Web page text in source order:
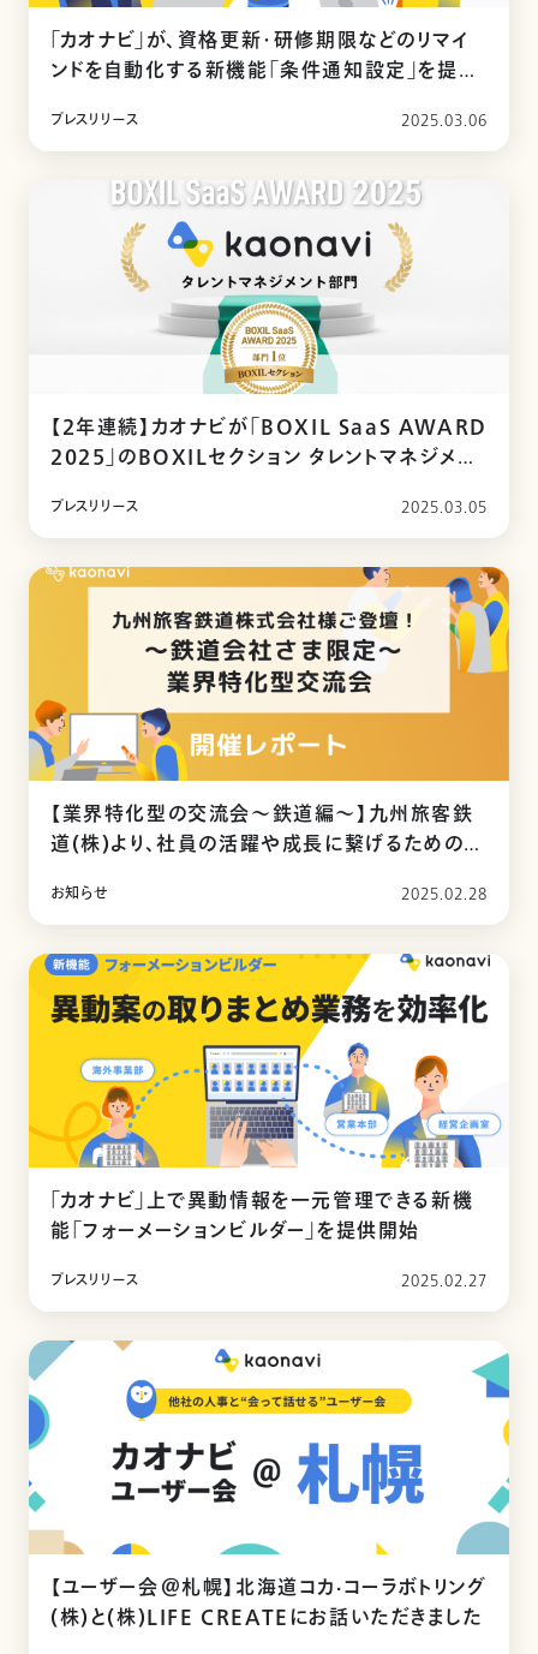
「カオナビ」が、資格更新・研修期限などのリマイ
ンドを自動化する新機能「条件通知設定」を提供
プレスリリース 2025.03.06
【2年連続】カオナビが「BOXIL SaaS AWARD
2025」のBOXILセクション タレントマネジメン
プレスリリース 2025.03.05
【業界特化型の交流会〜鉄道編〜】九州旅客鉄
道(株)より、社員の活躍や成長に繋げるためのカ
お知らせ 2025.02.28
「カオナビ」上で異動情報を一元管理できる新機
能「フォーメーションビルダー」を提供開始
プレスリリース 2025.02.27
【ユーザー会＠札幌】北海道コカ·コーラボトリング
(株)と(株)LIFE CREATEにお話いただきました